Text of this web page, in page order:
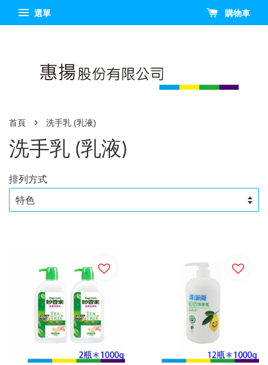
選單 購物車
首頁 › 洗手乳 (乳液)
洗手乳 (乳液)
排列方式